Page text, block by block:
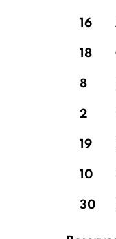
16
18
8
2
19
10
30